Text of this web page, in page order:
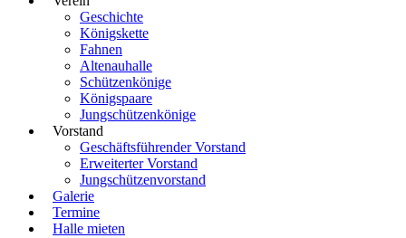
Geschichte
Königskette
Fahnen
Altenauhalle
Schützenkönige
Königspaare
Jungschützenkönige
Vorstand
Geschäftsführender Vorstand
Erweiterter Vorstand
Jungschützenvorstand
Galerie
Termine
Halle mieten